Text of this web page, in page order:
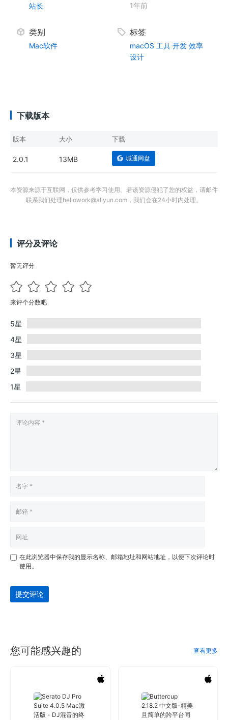
站长 1年前
类别
Mac软件
标签
macOS 工具 开发 效率
设计
下载版本
版本 大小 下载
2.0.1 13MB 城通网盘
本资源来源于互联网，仅供参考学习使用。若该资源侵犯了您的权益，请邮件
联系我们处理hellowork@aliyun.com，我们会在24小时内处理。
评分及评论
暂无评分
来评个分数吧
5星
4星
3星
2星
1星
在此浏览器中保存我的显示名称、邮箱地址和网站地址，以便下次评论时
使用。
提交评论
您可能感兴趣的 查看更多